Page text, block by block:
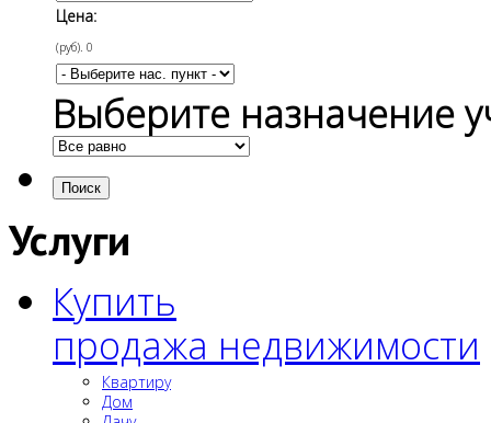
Цена:
(руб). 0
Выберите назначение
Поиск
Услуги
Купить
продажа недвижимости
Квартиру
Дом